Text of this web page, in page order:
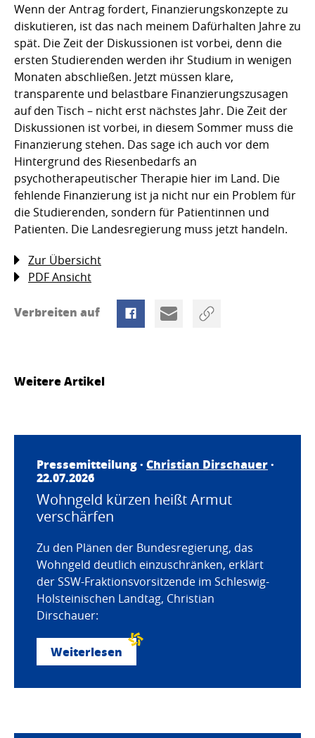
Wenn der Antrag fordert, Finanzierungskonzepte zu
diskutieren, ist das nach meinem Dafürhalten Jahre zu
spät. Die Zeit der Diskussionen ist vorbei, denn die
ersten Studierenden werden ihr Studium in wenigen
Monaten abschließen. Jetzt müssen klare,
transparente und belastbare Finanzierungszusagen
auf den Tisch – nicht erst nächstes Jahr. Die Zeit der
Diskussionen ist vorbei, in diesem Sommer muss die
Finanzierung stehen. Das sage ich auch vor dem
Hintergrund des Riesenbedarfs an
psychotherapeutischer Therapie hier im Land. Die
fehlende Finanzierung ist ja nicht nur ein Problem für
die Studierenden, sondern für Patientinnen und
Patienten. Die Landesregierung muss jetzt handeln.
Zur Übersicht
PDF Ansicht
Verbreiten auf
Weitere Artikel
Pressemitteilung · Christian Dirschauer·
22.07.2026
Wohngeld kürzen heißt Armut
verschärfen
Zu den Plänen der Bundesregierung, das
Wohngeld deutlich einzuschränken, erklärt
der SSW-Fraktionsvorsitzende im Schleswig-
Holsteinischen Landtag, Christian
Dirschauer:
Weiterlesen